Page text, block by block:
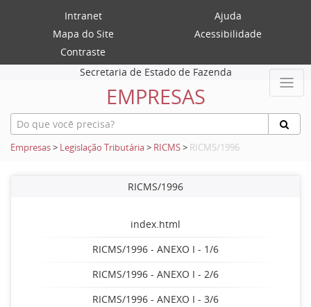
Intranet
Ajuda
Mapa do Site
Acessibilidade
Contraste
Secretaria de Estado de Fazenda
EMPRESAS
Empresas> Legislação Tributária> RICMS> RICMS/1996
RICMS/1996
index.html
RICMS/1996 - ANEXO I - 1/6
RICMS/1996 - ANEXO I - 2/6
RICMS/1996 - ANEXO I - 3/6